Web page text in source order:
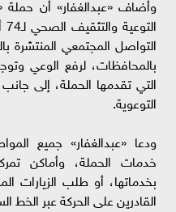
التواصل المجتمعي المنتشرة
بالمحافظات، لرفع الوعي
التي تقدمها الحملة، إلى
التوعوية.
ودعا «عبدالغفار» جميع
خدمات الحملة، وأماكن
بخدماتها، أو طلب الزيارات
القادرين على الحركة عبر الخط الساخن